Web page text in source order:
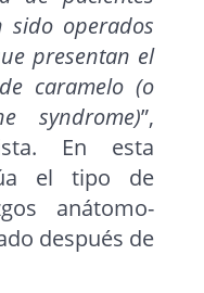
sido operados
presentan el
caramelo (o
syndrome)”,
En esta
el tipo de
anátomo-
después de